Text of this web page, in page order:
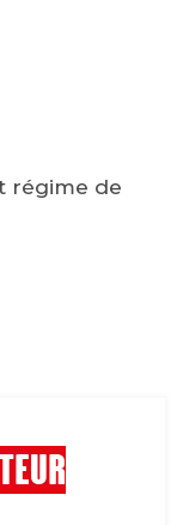
régime de